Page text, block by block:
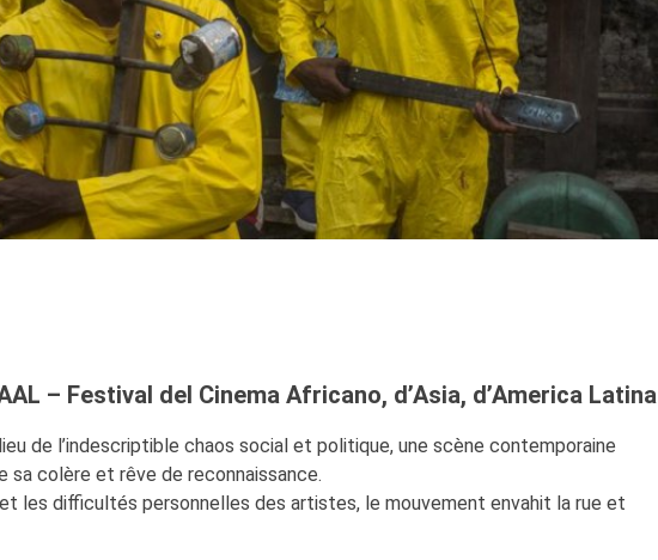
– Festival del Cinema Africano, d’Asia, d’America Latina
de l’indescriptible chaos social et politique, une scène contemporaine
sa colère et rêve de reconnaissance.
les difficultés personnelles des artistes, le mouvement envahit la rue et